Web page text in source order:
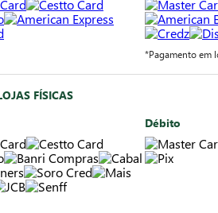
*Pagamento em
FÍSICAS
Débito